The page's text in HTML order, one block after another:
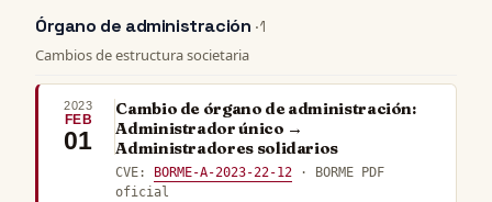
Órgano de administración · 1
Cambios de estructura societaria
2023
FEB
01
Cambio de órgano de administración:
Administrador único →
Administradores solidarios
CVE: BORME-A-2023-22-12 · BORME PDF
oficial